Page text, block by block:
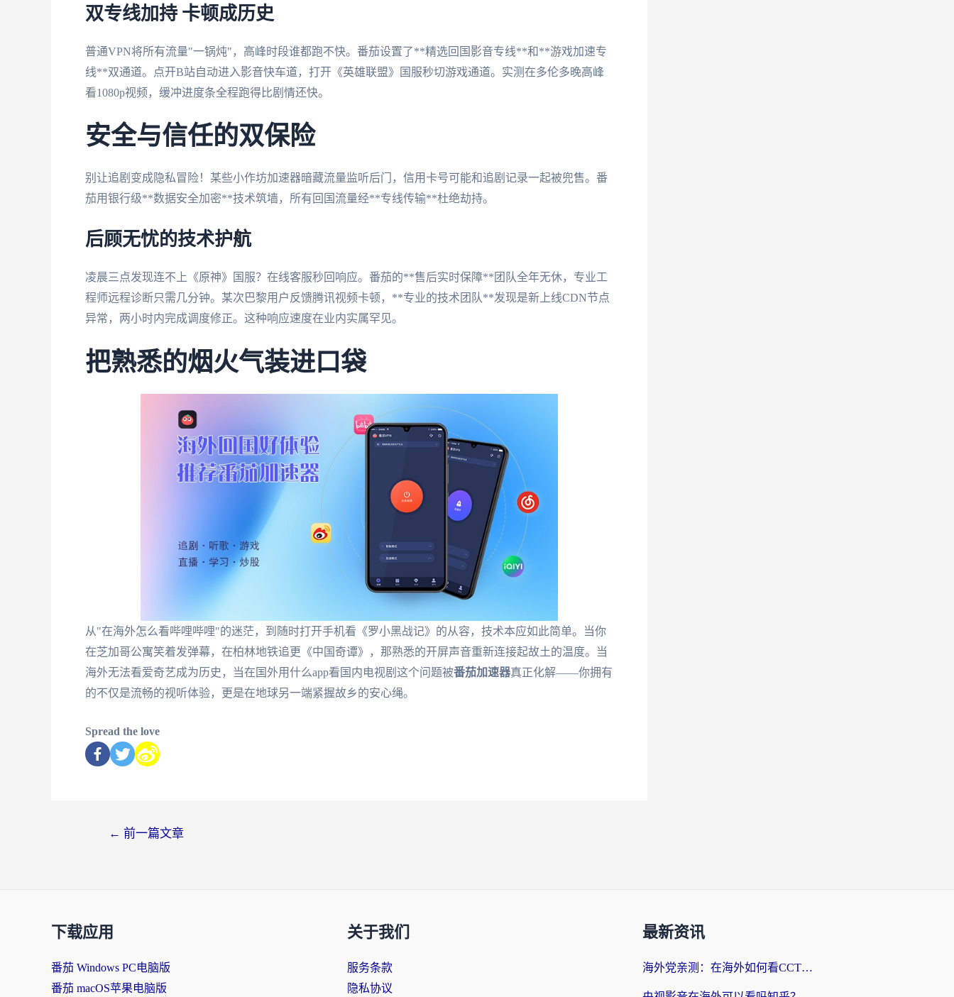
双专线加持 卡顿成历史
普通VPN将所有流量"一锅炖"，高峰时段谁都跑不快。番茄设置了**精选回国影音专线**和**游戏加速专
线**双通道。点开B站自动进入影音快车道，打开《英雄联盟》国服秒切游戏通道。实测在多伦多晚高峰
看1080p视频，缓冲进度条全程跑得比剧情还快。
安全与信任的双保险
别让追剧变成隐私冒险！某些小作坊加速器暗藏流量监听后门，信用卡号可能和追剧记录一起被兜售。番
茄用银行级**数据安全加密**技术筑墙，所有回国流量经**专线传输**杜绝劫持。
后顾无忧的技术护航
凌晨三点发现连不上《原神》国服？在线客服秒回响应。番茄的**售后实时保障**团队全年无休，专业工
程师远程诊断只需几分钟。某次巴黎用户反馈腾讯视频卡顿，**专业的技术团队**发现是新上线CDN节点
异常，两小时内完成调度修正。这种响应速度在业内实属罕见。
把熟悉的烟火气装进口袋
从"在海外怎么看哔哩哔哩"的迷茫，到随时打开手机看《罗小黑战记》的从容，技术本应如此简单。当你
在芝加哥公寓笑着发弹幕，在柏林地铁追更《中国奇谭》，那熟悉的开屏声音重新连接起故土的温度。当
海外无法看爱奇艺成为历史，当在国外用什么app看国内电视剧这个问题被番茄加速器真正化解——你拥有
的不仅是流畅的视听体验，更是在地球另一端紧握故乡的安心绳。
Spread the love
← 前一篇文章
下载应用
番茄 Windows PC电脑版
番茄 macOS苹果电脑版
关于我们
服务条款
隐私协议
最新资讯
海外党亲测：在海外如何看CCTV？告别“仅限大陆播放”的实用指南